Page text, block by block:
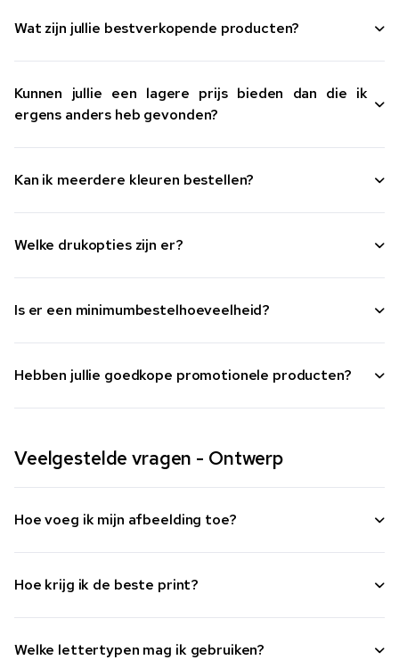
Wat zijn jullie bestverkopende producten?
Kunnen jullie een lagere prijs bieden dan die ik
ergens anders heb gevonden?
Kan ik meerdere kleuren bestellen?
Welke drukopties zijn er?
Is er een minimumbestelhoeveelheid?
Hebben jullie goedkope promotionele producten?
Veelgestelde vragen - Ontwerp
Hoe voeg ik mijn afbeelding toe?
Hoe krijg ik de beste print?
Welke lettertypen mag ik gebruiken?